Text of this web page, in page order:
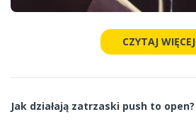
CZYTAJ WIĘCEJ
Jak działają zatrzaski push to open?